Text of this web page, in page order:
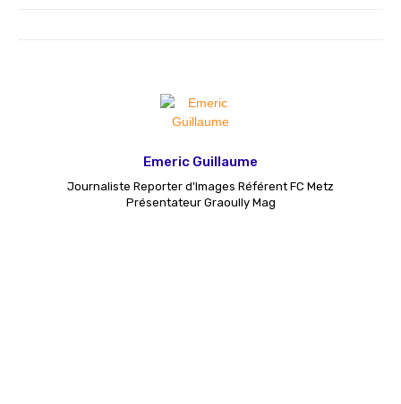
Emeric Guillaume
Journaliste Reporter d'Images Référent FC Metz
Présentateur Graoully Mag